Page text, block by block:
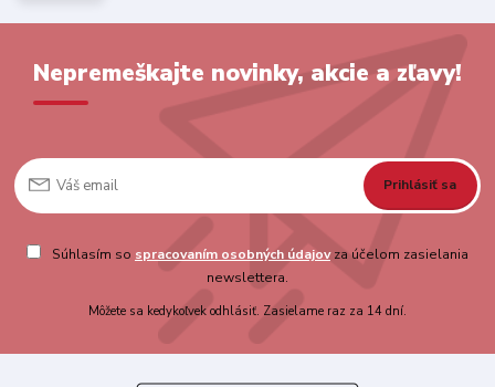
Nepremeškajte novinky, akcie a zľavy!
Prihlásiť sa
Súhlasím so spracovaním osobných údajovza účelom zasielania
newslettera.
Môžete sa kedykoľvek odhlásiť. Zasielame raz za 14 dní.